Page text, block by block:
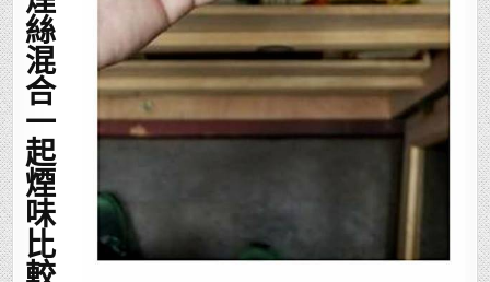
絲
混
合
一
起
煙
味
比